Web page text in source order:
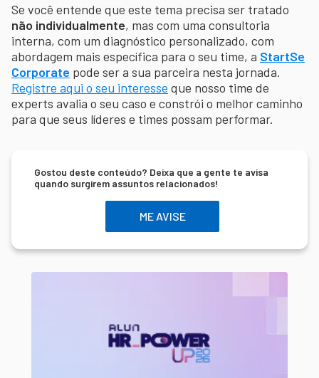
Se você entende que este tema precisa ser tratado
não individualmente, mas com uma consultoria
interna, com um diagnóstico personalizado, com
abordagem mais específica para o seu time, a StartSe
Corporate pode ser a sua parceira nesta jornada.
Registre aqui o seu interesse que nosso time de
experts avalia o seu caso e constrói o melhor caminho
para que seus líderes e times possam performar.
Gostou deste conteúdo? Deixa que a gente te avisa
quando surgirem assuntos relacionados!
ME AVISE